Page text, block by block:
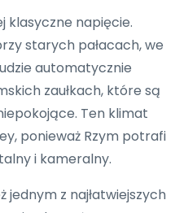
klasyczne napięcie.
starych pałacach, we
automatycznie
zaułkach, które są
Ten klimat
ponieważ Rzym potrafi
i kameralny.
jednym z najłatwiejszych